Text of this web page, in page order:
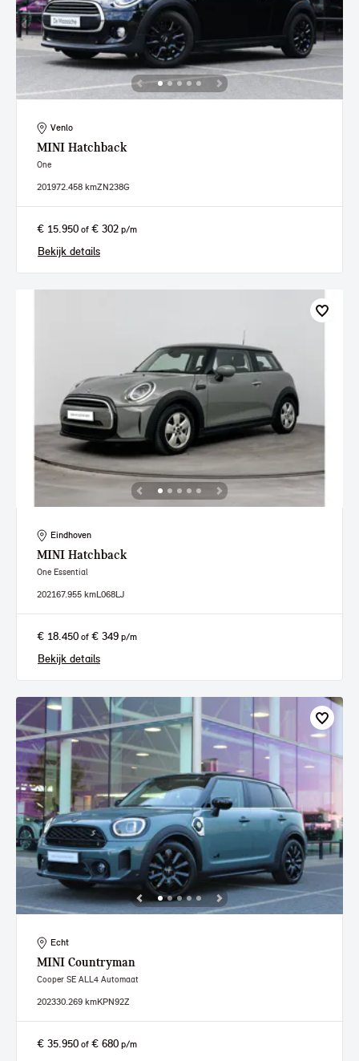
Venlo
MINI Hatchback
One
201972.458 kmZN238G
€ 15.950 of € 302 p/m
Bekijk details
Eindhoven
MINI Hatchback
One Essential
202167.955 kmL068LJ
€ 18.450 of € 349 p/m
Bekijk details
Echt
MINI Countryman
Cooper SE ALL4 Automaat
202330.269 kmKPN92Z
€ 35.950 of € 680 p/m